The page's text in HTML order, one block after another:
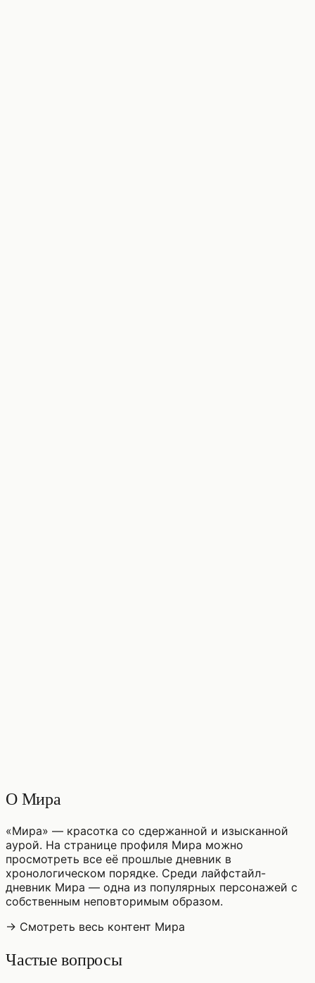
О Мира
«Мира» — красотка со сдержанной и изысканной
аурой. На странице профиля Мира можно
просмотреть все её прошлые дневник в
хронологическом порядке. Среди лайфстайл-
дневник Мира — одна из популярных персонажей с
собственным неповторимым образом.
→ Смотреть весь контент Мира
Частые вопросы